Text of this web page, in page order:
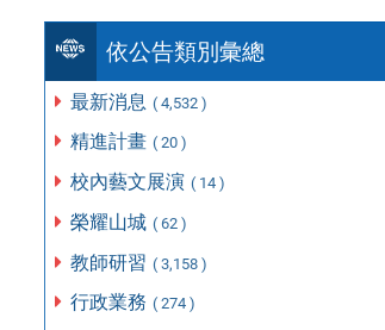
依公告類別彙總
最新消息 ( 4,532 )
精進計畫 ( 20 )
校內藝文展演 ( 14 )
榮耀山城 ( 62 )
教師研習 ( 3,158 )
行政業務 ( 274 )